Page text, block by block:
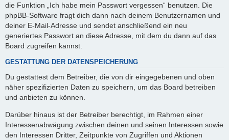
die Funktion „Ich habe mein Passwort vergessen“ benutzen. Die
phpBB-Software fragt dich dann nach deinem Benutzernamen und
deiner E-Mail-Adresse und sendet anschließend ein neu
generiertes Passwort an diese Adresse, mit dem du dann auf das
Board zugreifen kannst.
GESTATTUNG DER DATENSPEICHERUNG
Du gestattest dem Betreiber, die von dir eingegebenen und oben
näher spezifizierten Daten zu speichern, um das Board betreiben
und anbieten zu können.
Darüber hinaus ist der Betreiber berechtigt, im Rahmen einer
Interessenabwägung zwischen deinen und seinen Interessen sowie
den Interessen Dritter, Zeitpunkte von Zugriffen und Aktionen